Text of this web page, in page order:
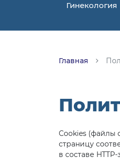
Гинекология
Главная
Cookies (файлы
страницу
в составе HTTP-